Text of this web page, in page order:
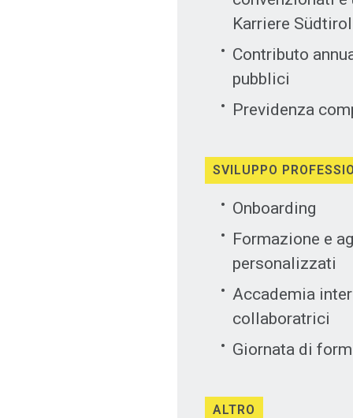
Karriere Südtirol
Contributo
pubblici
Previdenza
SVILUPPO
Onboarding
Formazione e
personalizzati
Accademia
collaboratrici
Giornata di
ALTRO